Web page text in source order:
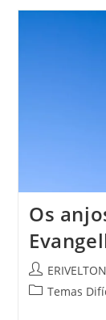
Os
Temas